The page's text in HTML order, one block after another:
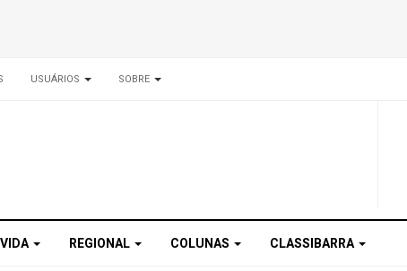
USUÁRIOS SOBRE
REGIONAL COLUNAS CLASSIBARRA